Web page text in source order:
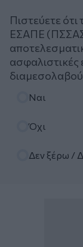
Πιστεύετε
ΕΣΑΠΕ
ασφαλιστικές
Ναι
Όχι
Δεν ξέρω /